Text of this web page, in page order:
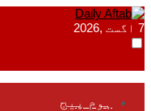
7 اگست ,2026
ہوم پیج